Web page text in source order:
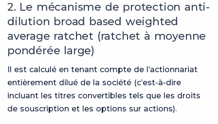
2. Le mécanisme de protection anti-
dilution broad based weighted
average ratchet (ratchet à moyenne
pondérée large)
Il est calculé en tenant compte de l’actionnariat
entièrement dilué de la société (c’est-à-dire
incluant les titres convertibles tels que les droits
de souscription et les options sur actions).